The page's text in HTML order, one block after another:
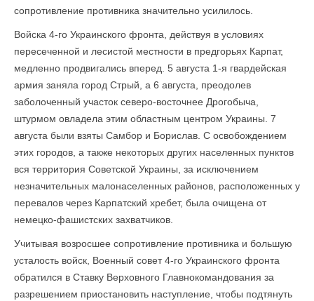
сопротивление противника значительно усилилось.
Войска 4-го Украинского фронта, действуя в условиях
пересеченной и лесистой местности в предгорьях Карпат,
медленно продвигались вперед. 5 августа 1-я гвардейская
армия заняла город Стрый, а 6 августа, преодолев
заболоченный участок северо-восточнее Дрогобыча,
штурмом овладела этим областным центром Украины. 7
августа были взяты Самбор и Борислав. С освобождением
этих городов, а также некоторых других населенных пунктов
вся территория Советской Украины, за исключением
незначительных малонаселенных районов, расположенных у
перевалов через Карпатский хребет, была очищена от
немецко-фашистских захватчиков.
Учитывая возросшее сопротивление противника и большую
усталость войск, Военный совет 4-го Украинского фронта
обратился в Ставку Верховного Главноко­мандования за
разрешением приостановить наступление, чтобы подтянуть